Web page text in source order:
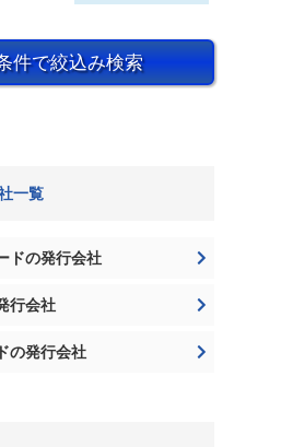
件で絞込み検索
一覧
ドの発行会社
行会社
の発行会社